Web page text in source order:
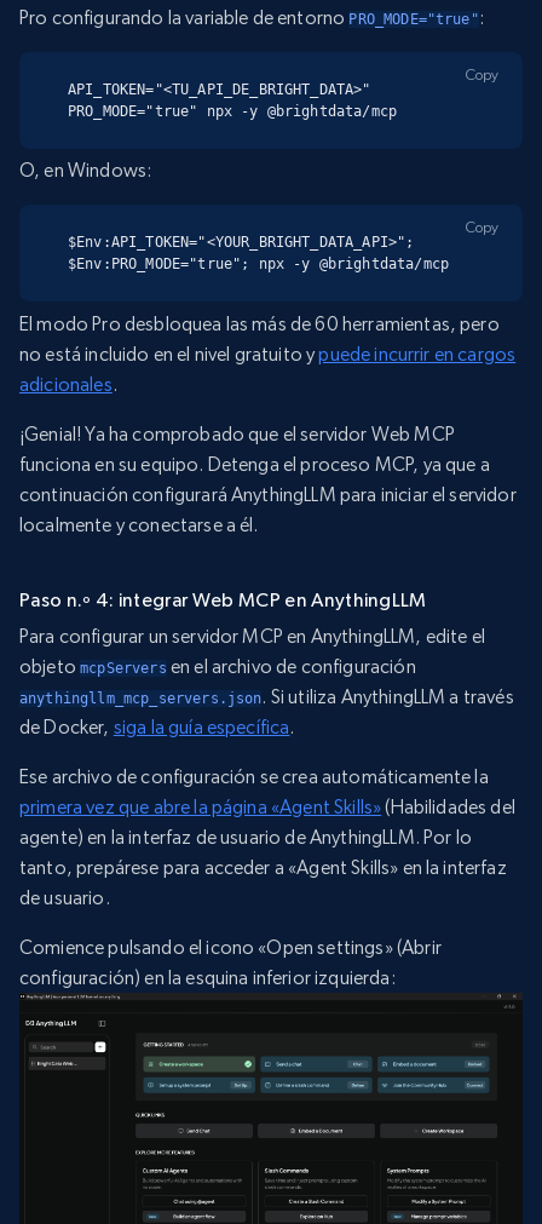
Pro configurando la variable de entorno PRO_MODE="true" :
API_TOKEN="<TU_API_DE_BRIGHT_DATA>"
PRO_MODE="true" npx -y @brightdata/mcp
Copy
O, en Windows:
$Env:API_TOKEN="<YOUR_BRIGHT_DATA_API>";
$Env:PRO_MODE="true"; npx -y @brightdata/mcp
Copy
El modo Pro desbloquea las más de 60 herramientas, pero
no está incluido en el nivel gratuito ypuede incurrir en cargos
adicionales.
¡Genial! Ya ha comprobado que el servidor Web MCP
funciona en su equipo. Detenga el proceso MCP, ya que a
continuación configurará AnythingLLM para iniciar el servidor
localmente y conectarse a él.
Paso n.º 4: integrar Web MCP en AnythingLLM
Para configurar un servidor MCP en AnythingLLM, edite el
objetomcpServers en el archivo de configuración
anythingllm_mcp_servers.json. Si utiliza AnythingLLM a través
de Docker, siga la guía específica.
Ese archivo de configuración se crea automáticamente la
primera vez que abre la página «Agent Skills»(Habilidades del
agente) en la interfaz de usuario de AnythingLLM. Por lo
tanto, prepárese para acceder a «Agent Skills» en la interfaz
de usuario.
Comience pulsando el icono «Open settings» (Abrir
configuración) en la esquina inferior izquierda: